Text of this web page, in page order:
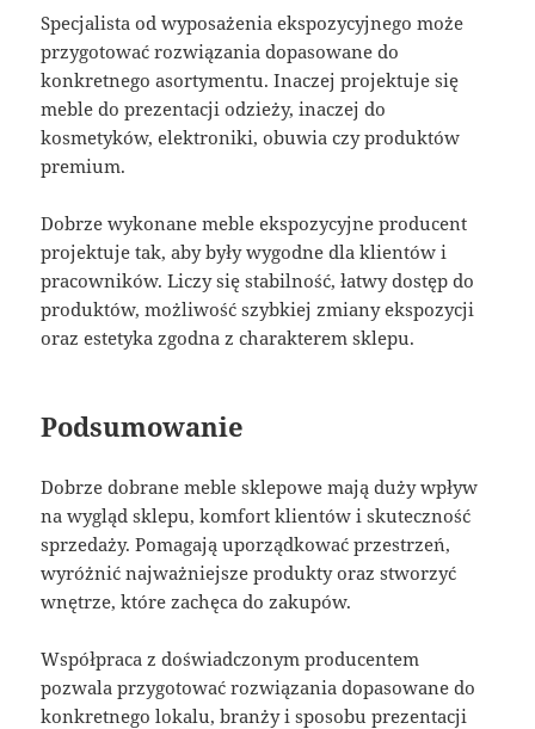
Specjalista od wyposażenia ekspozycyjnego może
przygotować rozwiązania dopasowane do
konkretnego asortymentu. Inaczej projektuje się
meble do prezentacji odzieży, inaczej do
kosmetyków, elektroniki, obuwia czy produktów
premium.
Dobrze wykonane meble ekspozycyjne producent
projektuje tak, aby były wygodne dla klientów i
pracowników. Liczy się stabilność, łatwy dostęp do
produktów, możliwość szybkiej zmiany ekspozycji
oraz estetyka zgodna z charakterem sklepu.
Podsumowanie
Dobrze dobrane meble sklepowe mają duży wpływ
na wygląd sklepu, komfort klientów i skuteczność
sprzedaży. Pomagają uporządkować przestrzeń,
wyróżnić najważniejsze produkty oraz stworzyć
wnętrze, które zachęca do zakupów.
Współpraca z doświadczonym producentem
pozwala przygotować rozwiązania dopasowane do
konkretnego lokalu, branży i sposobu prezentacji